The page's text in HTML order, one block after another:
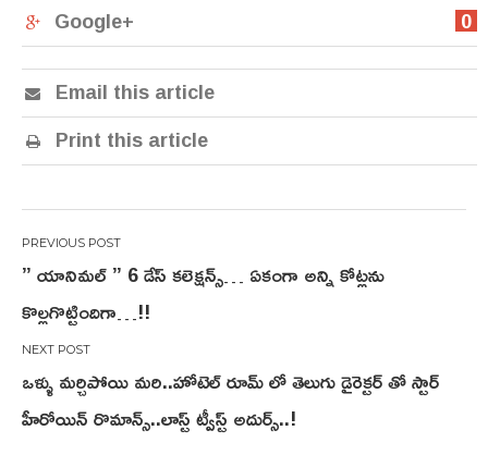
0
Google+
Email this article
Print this article
Post
navigation
” యానిమల్ ” 6 డేస్ కలెక్షన్స్… ఏకంగా అన్ని కోట్లను
కొల్లగొట్టిందిగా…!!
ఒళ్ళు మర్చిపోయి మరి..హోటెల్ రూమ్ లో తెలుగు డైరెక్టర్ తో స్టార్
హీరోయిన్ రొమాన్స్..లాస్ట్ ట్వీస్ట్ అదుర్స్..!